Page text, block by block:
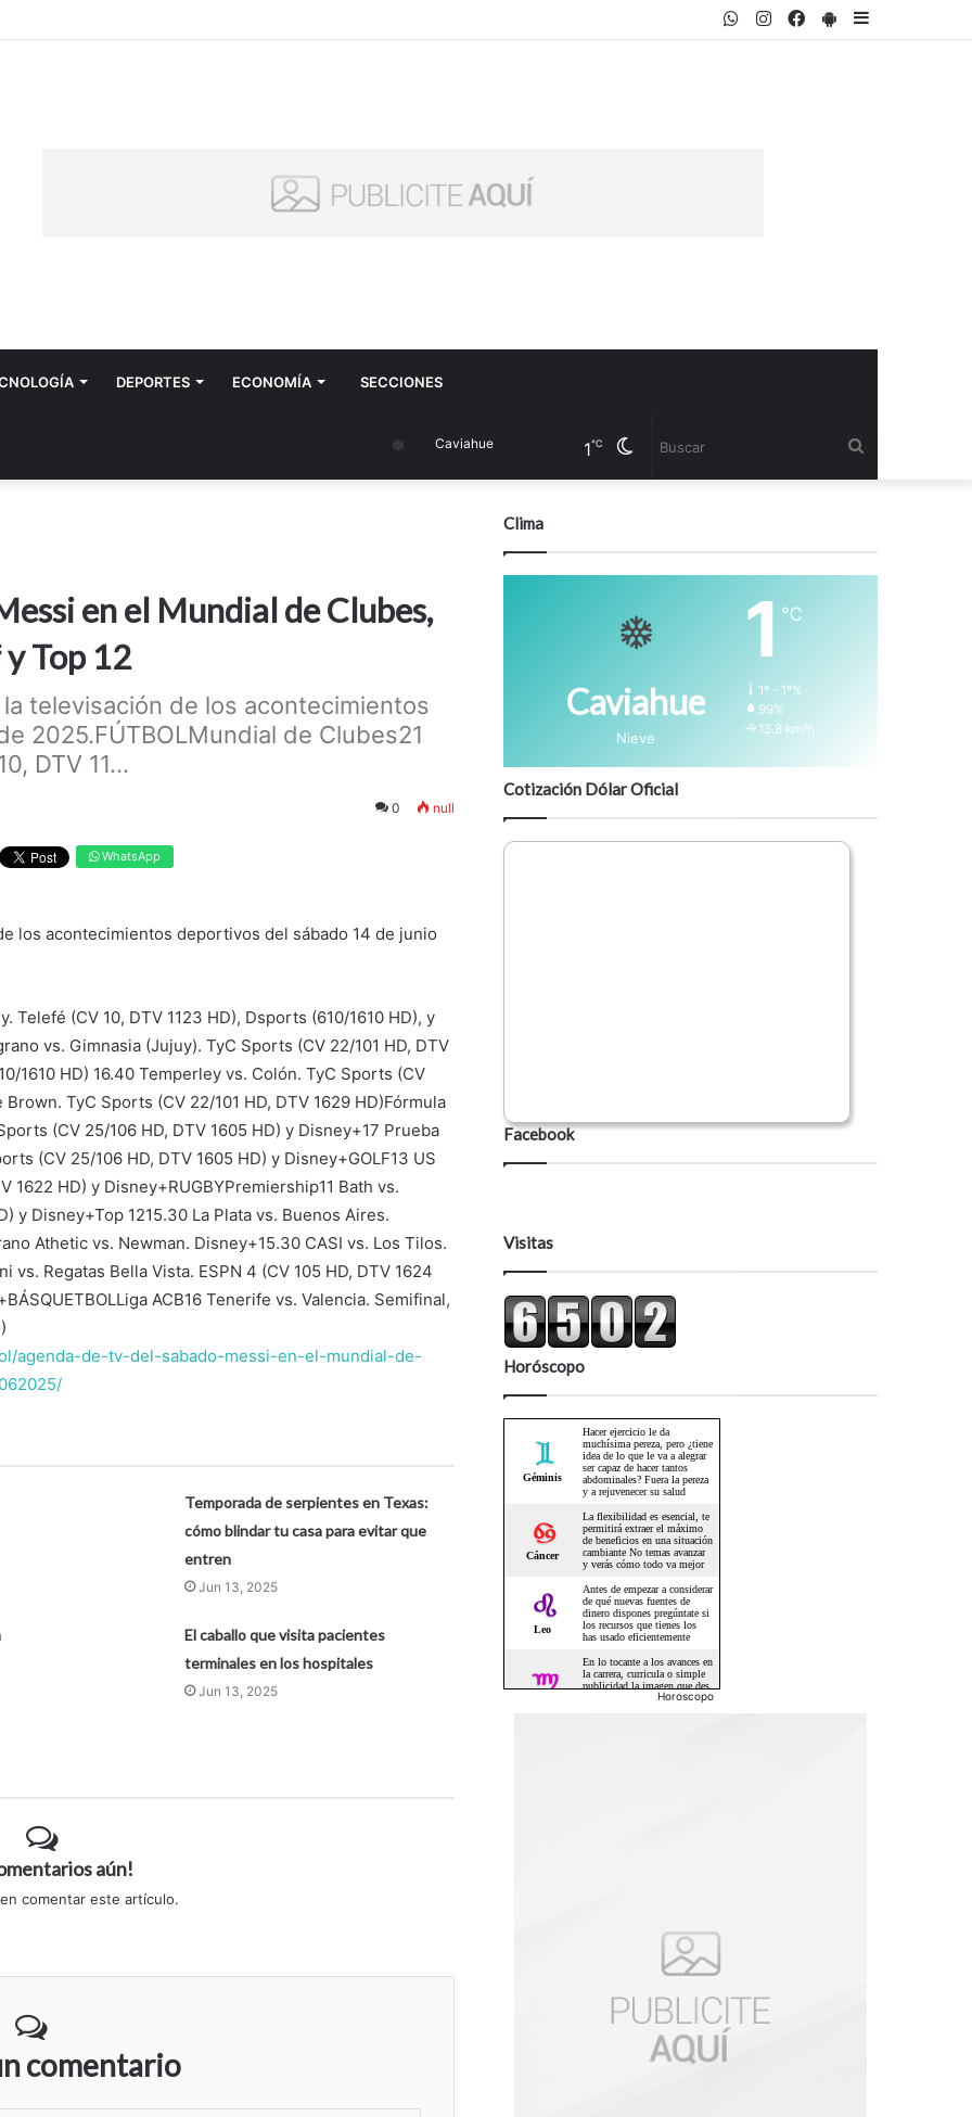
PlayStore
Facebook
Instagram
WhatsApp
DEPORTES ECONOMÍA SECCIONES
Cambiar
Caviahue 1℃
en el Mundial de Clubes,
Top 12
televisación de los acontecimientos
2025.FÚTBOLMundial de Clubes21
DTV 11...
0 null
WhatsApp
los acontecimientos deportivos del sábado 14 de junio
Telefé (CV 10, DTV 1123 HD), Dsports (610/1610 HD), y
vs. Gimnasia (Jujuy). TyC Sports (CV 22/101 HD, DTV
1610 HD) 16.40 Temperley vs. Colón. TyC Sports (CV
TyC Sports (CV 22/101 HD, DTV 1629 HD)Fórmula
(CV 25/106 HD, DTV 1605 HD) y Disney+17 Prueba
(CV 25/106 HD, DTV 1605 HD) y Disney+GOLF13 US
1622 HD) y Disney+RUGBYPremiership11 Bath vs.
y Disney+Top 1215.30 La Plata vs. Buenos Aires.
Athetic vs. Newman. Disney+15.30 CASI vs. Los Tilos.
Regatas Bella Vista. ESPN 4 (CV 105 HD, DTV 1624
ACB16 Tenerife vs. Valencia. Semifinal,
agenda-de-tv-del-sabado-messi-en-el-mundial-de-
Temporada de serpientes en Texas:
cómo blindar tu casa para evitar que
entren
Jun 13, 2025
El caballo que visita pacientes
terminales en los hospitales
Jun 13, 2025
aún!
comentar este artículo.
comentario
Clima
Caviahue
Nieve
1 ℃
1º - 1º%
99%
13.8 km/h
Cotización Dólar Oficial
Facebook
Visitas
Horóscopo
Horoscopo